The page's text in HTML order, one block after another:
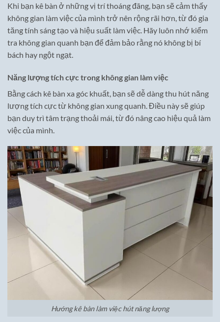
Khi bạn kê bàn ở những vị trí thoáng đãng, bạn sẽ cảm thấy
không gian làm việc của mình trở nên rộng rãi hơn, từ đó gia
tăng tính sáng tạo và hiệu suất làm việc. Hãy luôn nhớ kiểm
tra không gian quanh bạn để đảm bảo rằng nó không bị bí
bách hay ngột ngạt.
Năng lượng tích cực trong không gian làm việc
Bằng cách kê bàn xa góc khuất, bạn sẽ dễ dàng thu hút năng
lượng tích cực từ không gian xung quanh. Điều này sẽ giúp
bạn duy trì tâm trạng thoải mái, từ đó nâng cao hiệu quả làm
việc của mình.
Hướng kê bàn làm việc hút năng lượng